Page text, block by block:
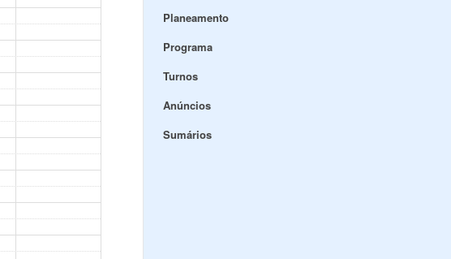
Planeamento
Programa
Turnos
Anúncios
Sumários